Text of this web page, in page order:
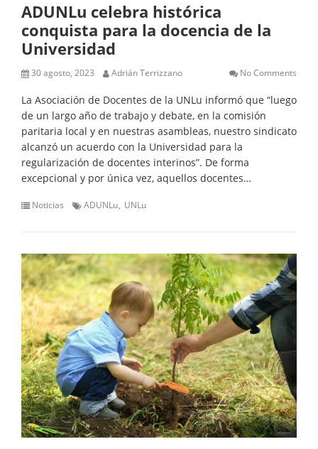
ADUNLu celebra histórica
conquista para la docencia de la
Universidad
30 agosto, 2023 Adrián Terrizzano No Comments
La Asociación de Docentes de la UNLu informó que “luego
de un largo año de trabajo y debate, en la comisión
paritaria local y en nuestras asambleas, nuestro sindicato
alcanzó un acuerdo con la Universidad para la
regularización de docentes interinos”. De forma
excepcional y por única vez, aquellos docentes…
Noticias ADUNLu UNLu